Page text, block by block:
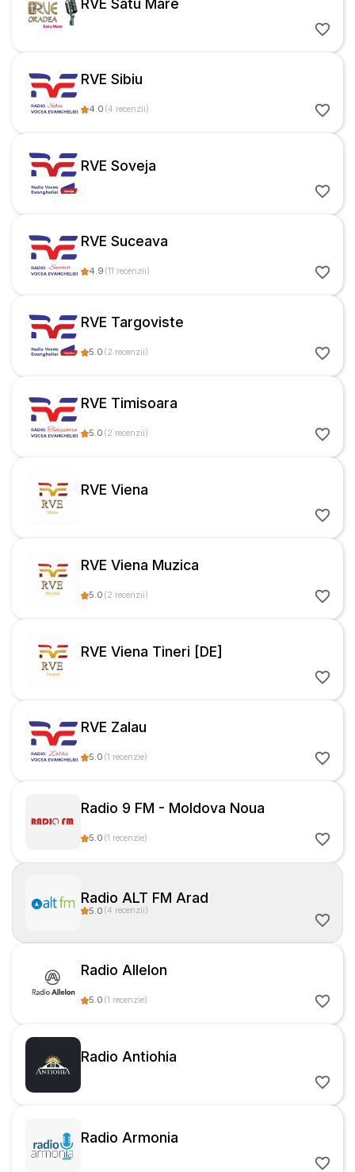
RVE Sibiu
4.0 (4 recenzii)
RVE Soveja
RVE Suceava
4.9 (11 recenzii)
RVE Targoviste
5.0 (2 recenzii)
RVE Timisoara
5.0 (2 recenzii)
RVE Viena
RVE Viena Muzica
5.0 (2 recenzii)
RVE Viena Tineri [DE]
RVE Zalau
5.0 (1 recenzie)
Radio 9 FM - Moldova Noua
5.0 (1 recenzie)
Radio ALT FM Arad
5.0 (4 recenzii)
Radio Allelon
5.0 (1 recenzie)
Radio Antiohia
Radio Armonia